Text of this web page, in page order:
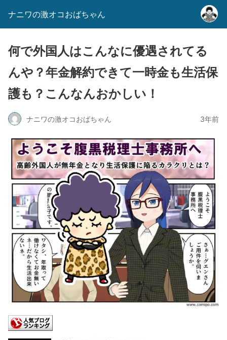
ナニワの激オコおばちゃん
何で外国人はこんなに優遇されてる
んや？年金解約できて一時金も生活保
護も？こんなんおかしい！
ナニワの激オコおばちゃん 3年前